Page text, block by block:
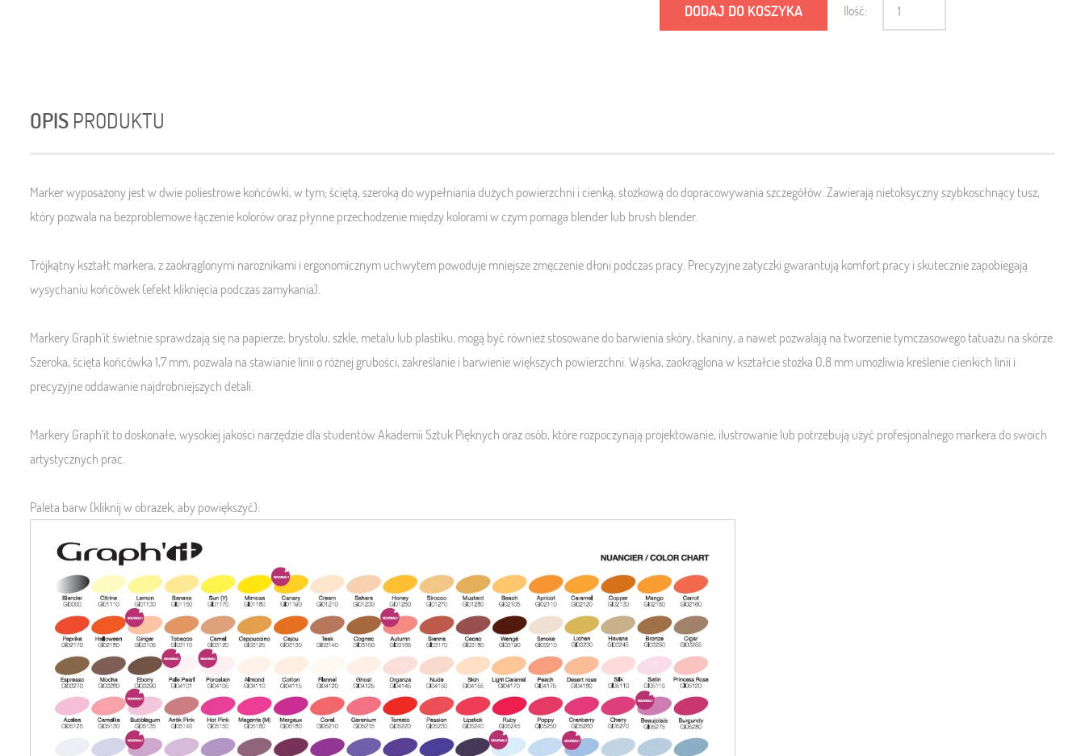
DODAJ DO KOSZYKA Ilość:
OPIS PRODUKTU
Marker wyposażony jest w dwie poliestrowe końcówki, w tym; ściętą, szeroką do wypełniania dużych powierzchni i cienką, stożkową do dopracowywania szczegółów. Zawierają nietoksyczny szybkoschnący tusz,
który pozwala na bezproblemowe łączenie kolorów oraz płynne przechodzenie między kolorami w czym pomaga blender lub brush blender.
Trójkątny kształt markera, z zaokrąglonymi narożnikami i ergonomicznym uchwytem powoduje mniejsze zmęczenie dłoni podczas pracy. Precyzyjne zatyczki gwarantują komfort pracy i skutecznie zapobiegają
wysychaniu końcówek (efekt kliknięcia podczas zamykania).
Markery Graph'it świetnie sprawdzają się na papierze, brystolu, szkle, metalu lub plastiku, mogą być również stosowane do barwienia skóry, tkaniny, a nawet pozwalają na tworzenie tymczasowego tatuażu na skórze.
Szeroka, ścięta końcówka 1,7 mm, pozwala na stawianie linii o różnej grubości, zakreślanie i barwienie większych powierzchni. Wąska, zaokrąglona w kształcie stożka 0,8 mm umożliwia kreślenie cienkich linii i
precyzyjne oddawanie najdrobniejszych detali.
Markery Graph'it to doskonałe, wysokiej jakości narzędzie dla studentów Akademii Sztuk Pięknych oraz osób, które rozpoczynają projektowanie, ilustrowanie lub potrzebują użyć profesjonalnego markera do swoich
artystycznych prac.
Paleta barw (kliknij w obrazek, aby powiększyć):